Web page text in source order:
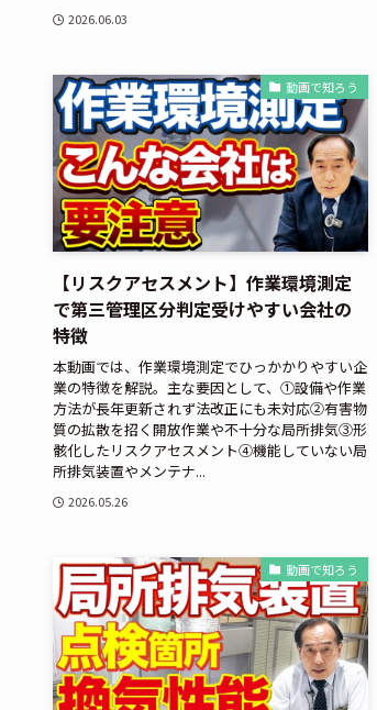
2026.06.03
動画で知ろう
【リスクアセスメント】作業環境測定
で第三管理区分判定受けやすい会社の
特徴
本動画では、作業環境測定でひっかかりやすい企
業の特徴を解説。主な要因として、①設備や作業
方法が長年更新されず法改正にも未対応②有害物
質の拡散を招く開放作業や不十分な局所排気③形
骸化したリスクアセスメント④機能していない局
所排気装置やメンテナ...
2026.05.26
動画で知ろう